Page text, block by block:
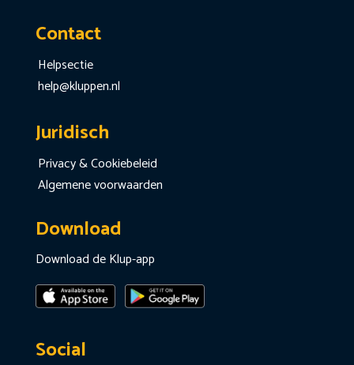
Contact
Helpsectie
help@kluppen.nl
Juridisch
Privacy & Cookiebeleid
Algemene voorwaarden
Download
Download de Klup-app
Social